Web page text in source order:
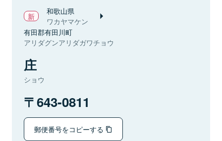
和歌山県
ワカヤマケン
有田郡有田川町
アリダグンアリダガワチョウ
庄
ショウ
643-0811
郵便番号をコピーする